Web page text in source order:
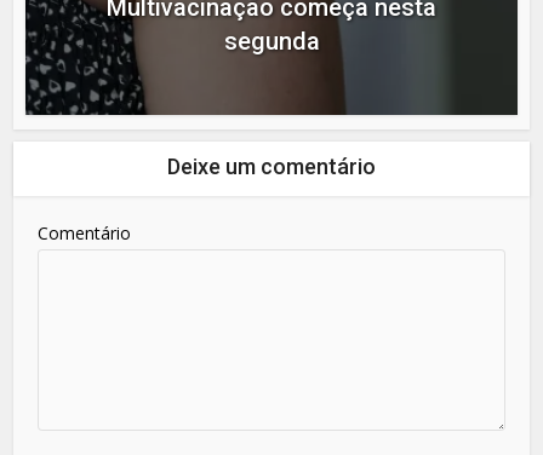
Multivacinação começa nesta
segunda
Deixe um comentário
Comentário